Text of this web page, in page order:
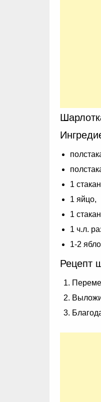
1
1 яйцо,
1
1 ч.л.
1-2
Рецепт